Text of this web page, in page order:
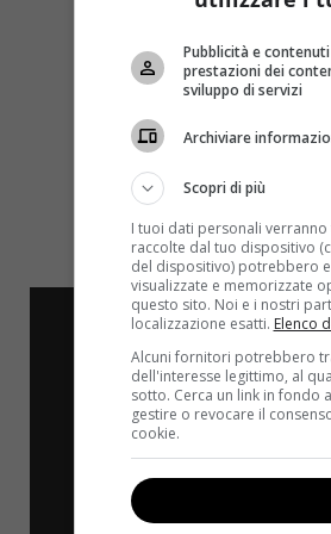
Pubblicità e
prestazioni dei
sviluppo di servizi
Archiviare
Scopri di più
I tuoi dati personali
raccolte dal tuo dispositivo
del dispositivo) potrebbero
visualizzate e memorizzate
questo sito. Noi e i nostri
localizzazione esatti. Elenco
Alcuni fornitori potrebbero
dell'interesse legittimo, al
sotto. Cerca un link in fondo
gestire o revocare il
cookie.